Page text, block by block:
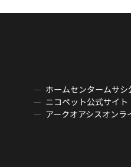
ホームセンタームサシ
ニコペット公式サイト
アークオアシスオンラ